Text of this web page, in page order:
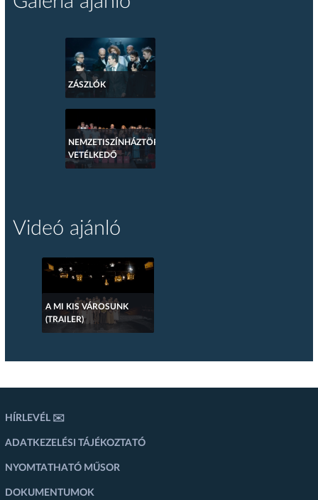
ZÁSZLÓK
NEMZETISZÍNHÁZTÖRTÉNETI
VETÉLKEDŐ
Videó ajánló
A MI KIS VÁROSUNK
(TRAILER)
HÍRLEVÉL ✉️
ADATKEZELÉSI TÁJÉKOZTATÓ
NYOMTATHATÓ MŰSOR
DOKUMENTUMOK